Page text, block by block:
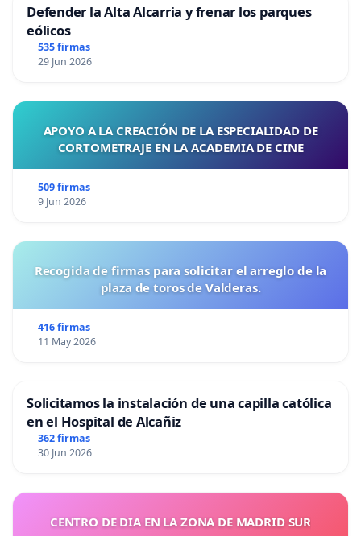
Defender la Alta Alcarria y frenar los parques
eólicos
535 firmas
29 Jun 2026
APOYO A LA CREACIÓN DE LA ESPECIALIDAD DE
CORTOMETRAJE EN LA ACADEMIA DE CINE
509 firmas
9 Jun 2026
Recogida de firmas para solicitar el arreglo de la
plaza de toros de Valderas.
416 firmas
11 May 2026
Solicitamos la instalación de una capilla católica
en el Hospital de Alcañiz
362 firmas
30 Jun 2026
CENTRO DE DIA EN LA ZONA DE MADRID SUR